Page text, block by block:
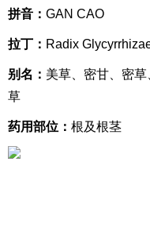
拼音： GAN CAO
拉丁： Radix
别名： 美草、密甘、密
草
药用部位： 根及根茎